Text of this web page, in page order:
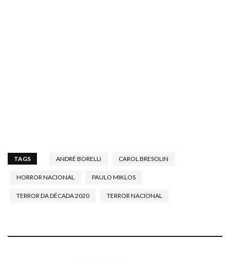
TAGS ANDRÉ BORELLI CAROL BRESOLIN
HORROR NACIONAL PAULO MIKLOS
TERROR DA DÉCADA 2020 TERROR NACIONAL